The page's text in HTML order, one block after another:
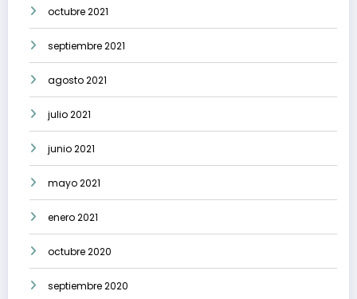
octubre 2021
septiembre 2021
agosto 2021
julio 2021
junio 2021
mayo 2021
enero 2021
octubre 2020
septiembre 2020